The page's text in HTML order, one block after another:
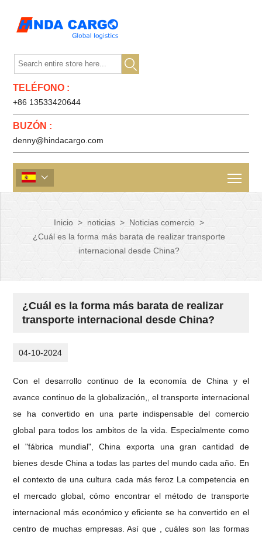

TELÉFONO :
+86 13533420644
BUZÓN :
denny@hindacargo.com

Inicio > noticias > Noticias comercio >
¿Cuál es la forma más barata de realizar transporte
internacional desde China?
¿Cuál es la forma más barata de realizar
transporte internacional desde China?
04-10-2024
Con el desarrollo continuo de la economía de China y el
avance continuo de la globalización,, el transporte internacional
se ha convertido en una parte indispensable del comercio
global para todos los ambitos de la vida. Especialmente como
el "fábrica mundial", China exporta una gran cantidad de
bienes desde China a todas las partes del mundo cada año. En
el contexto de una cultura cada más feroz La competencia en
el mercado global, cómo encontrar el método de transporte
internacional más económico y eficiente se ha convertido en el
centro de muchas empresas. Así que , cuáles son las formas